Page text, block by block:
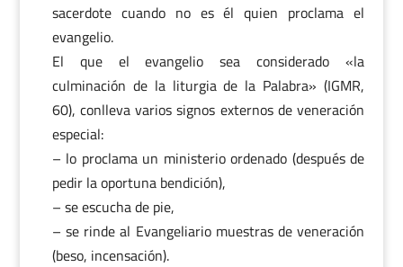
sacerdote cuando no es él quien proclama el
evangelio.
El que el evangelio sea considerado «la
culminación de la liturgia de la Palabra» (IGMR,
60), conlleva varios signos externos de veneración
especial:
– lo proclama un ministerio ordenado (después de
pedir la oportuna bendición),
– se escucha de pie,
– se rinde al Evangeliario muestras de veneración
(beso, incensación).